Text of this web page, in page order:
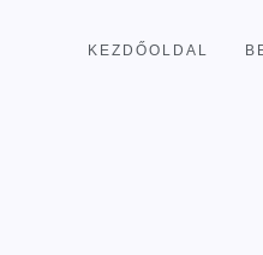
KEZDŐOLDAL